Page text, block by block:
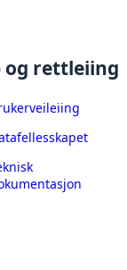
og rettleiing